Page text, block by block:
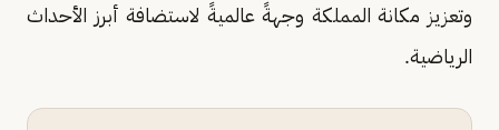
وتعزيز مكانة المملكة وجهةً عالميةً لاستضافة أبرز الأحداث
الرياضية.